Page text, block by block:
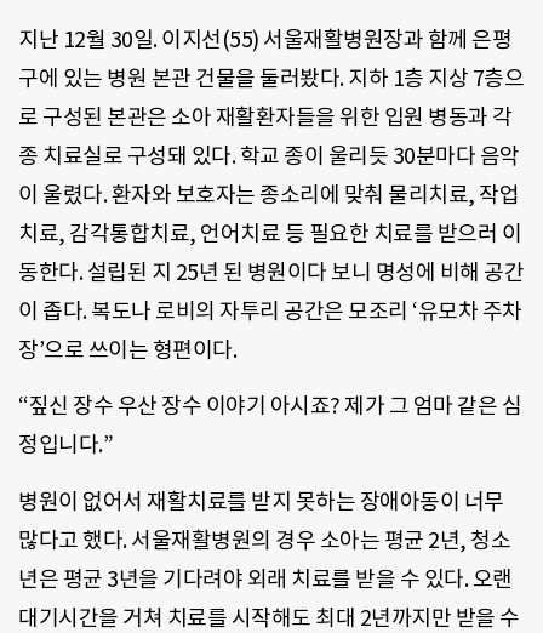
지난 12월 30일. 이지선(55) 서울재활병원장과 함께 은평
구에 있는 병원 본관 건물을 둘러봤다. 지하 1층 지상 7층으
로 구성된 본관은 소아 재활환자들을 위한 입원 병동과 각
종 치료실로 구성돼 있다. 학교 종이 울리듯 30분마다 음악
이 울렸다. 환자와 보호자는 종소리에 맞춰 물리치료, 작업
치료, 감각통합치료, 언어치료 등 필요한 치료를 받으러 이
동한다. 설립된 지 25년 된 병원이다 보니 명성에 비해 공간
이 좁다. 복도나 로비의 자투리 공간은 모조리 ‘유모차 주차
장’으로 쓰이는 형편이다.
“짚신 장수 우산 장수 이야기 아시죠? 제가 그 엄마 같은 심
정입니다.”
병원이 없어서 재활치료를 받지 못하는 장애아동이 너무
많다고 했다. 서울재활병원의 경우 소아는 평균 2년, 청소
년은 평균 3년을 기다려야 외래 치료를 받을 수 있다. 오랜
대기시간을 거쳐 치료를 시작해도 최대 2년까지만 받을 수